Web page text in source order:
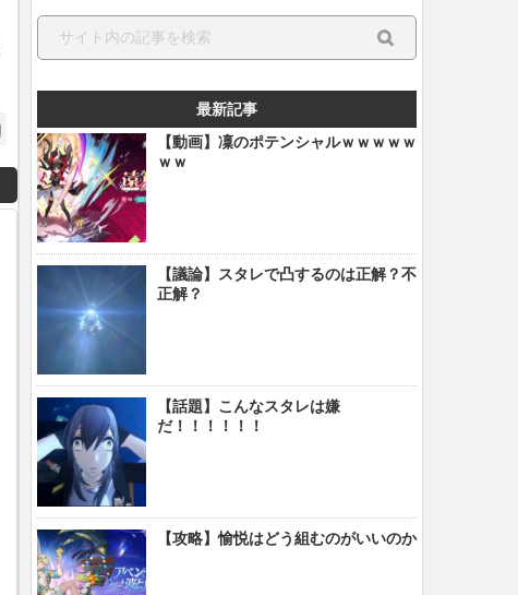
最新記事
【動画】凜のポテンシャルｗｗｗｗｗ
ｗｗ
【議論】スタレで凸するのは正解？不
正解？
【話題】こんなスタレは嫌
だ！！！！！！
【攻略】愉悦はどう組むのがいいのか